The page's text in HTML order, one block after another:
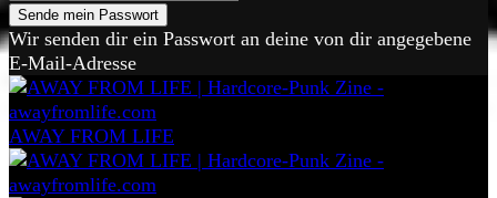
Wir senden dir ein Passwort an deine von dir angegebene
E-Mail-Adresse
AWAY FROM LIFE